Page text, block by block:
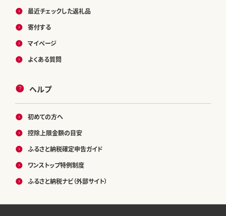
最近チェックした返礼品
寄付する
マイページ
よくある質問
ヘルプ
初めての方へ
控除上限金額の目安
ふるさと納税確定申告ガイド
ワンストップ特例制度
ふるさと納税ナビ（外部サイト）